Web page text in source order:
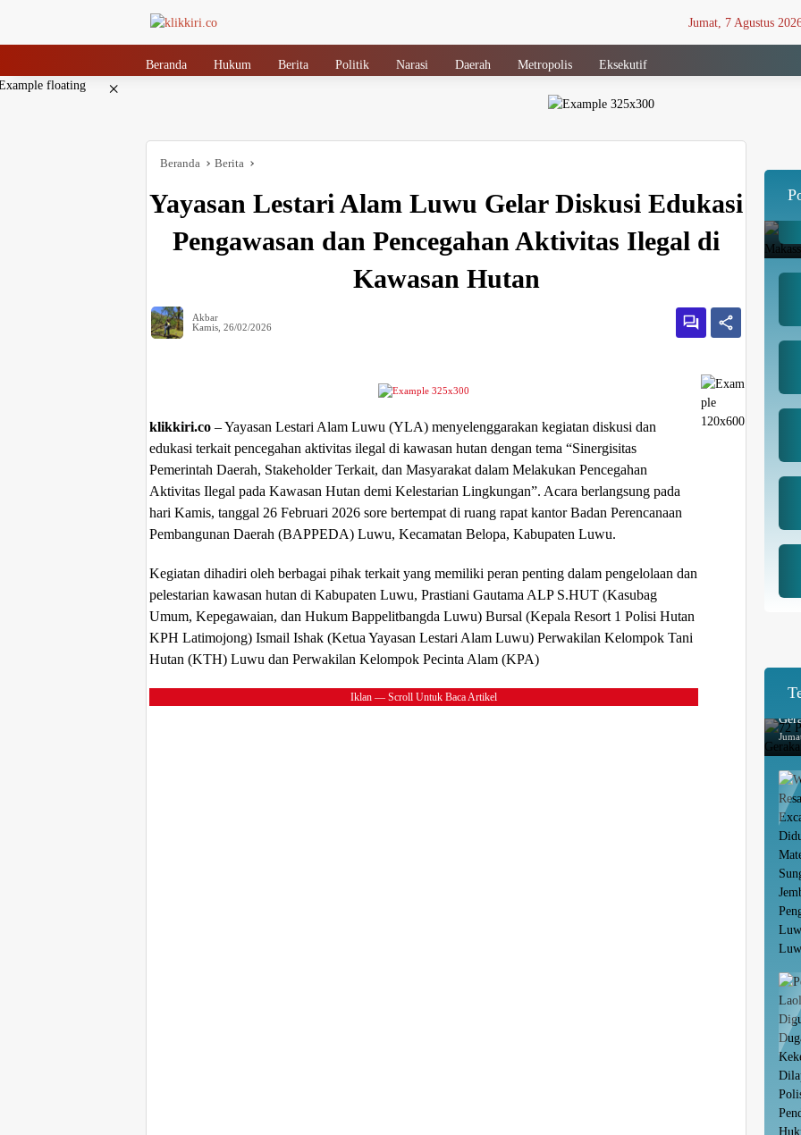
konten
Jumat, 7 Agustus
Beranda Hukum Berita Politik Narasi Daerah Metropolis Eksekutif
×
Beranda Berita
Yayasan Lestari Alam Luwu Gelar Diskusi Edukasi
Pengawasan dan Pencegahan Aktivitas Ilegal di
Kawasan Hutan
Akbar
Kamis, 26/02/2026
klikkiri.co – Yayasan Lestari Alam Luwu (YLA) menyelenggarakan kegiatan diskusi dan
edukasi terkait pencegahan aktivitas ilegal di kawasan hutan dengan tema “Sinergisitas
Pemerintah Daerah, Stakeholder Terkait, dan Masyarakat dalam Melakukan Pencegahan
Aktivitas Ilegal pada Kawasan Hutan demi Kelestarian Lingkungan”. Acara berlangsung pada
hari Kamis, tanggal 26 Februari 2026 sore bertempat di ruang rapat kantor Badan Perencanaan
Pembangunan Daerah (BAPPEDA) Luwu, Kecamatan Belopa, Kabupaten Luwu.
Kegiatan dihadiri oleh berbagai pihak terkait yang memiliki peran penting dalam pengelolaan dan
pelestarian kawasan hutan di Kabupaten Luwu, Prastiani Gautama ALP S.HUT (Kasubag
Umum, Kepegawaian, dan Hukum Bappelitbangda Luwu) Bursal (Kepala Resort 1 Polisi Hutan
KPH Latimojong) Ismail Ishak (Ketua Yayasan Lestari Alam Luwu) Perwakilan Kelompok Tani
Hutan (KTH) Luwu dan Perwakilan Kelompok Pecinta Alam (KPA)
Iklan — Scroll Untuk Baca Artikel
72